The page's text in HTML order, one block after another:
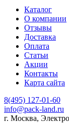
Каталог
О компании
Отзывы
Доставка
Оплата
Статьи
Акции
Контакты
Карта сайта
8(495) 127-01-60
info@pack-land.ru
г. Москва,